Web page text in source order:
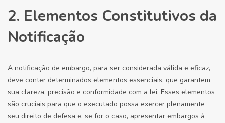
2. Elementos Constitutivos da
Notificação
A notificação de embargo, para ser considerada válida e eficaz,
deve conter determinados elementos essenciais, que garantem
sua clareza, precisão e conformidade com a lei. Esses elementos
são cruciais para que o executado possa exercer plenamente
seu direito de defesa e, se for o caso, apresentar embargos à